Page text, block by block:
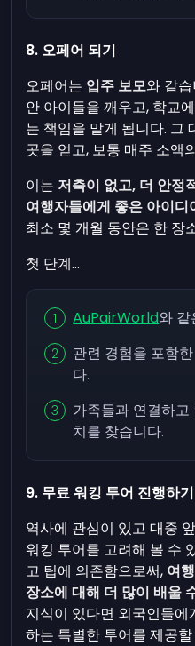
8. 오페어 되기
오페어는 입주 보모와 같
안 아이들을 깨우고, 학교
는 책임을 맡게 됩니다. 그
곳을 얻고, 보통 매주 소액
이는 저축이 없고, 더 안정
여행자들에게 좋은 아이디
최소 몇 개월 동안은 한 장
첫 단계...
AuPairWorld와
관련 경험을 포함
다.
가족들과 연결하
치를 찾습니다.
9. 무료 워킹 투어 진행하기
역사에 관심이 있고 대중
워킹 투어를 고려해 볼 수
고 팁에 의존함으로써, 여
장소에 대해 더 많이 배울
지식이 있다면 외국인들
하는 특별한 투어를 제공